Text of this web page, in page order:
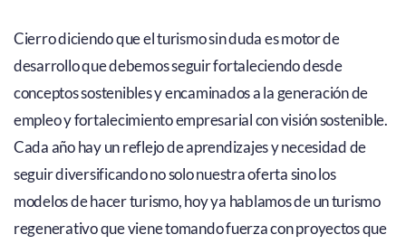
Cierro diciendo que el turismo sin duda es motor de
desarrollo que debemos seguir fortaleciendo desde
conceptos sostenibles y encaminados a la generación de
empleo y fortalecimiento empresarial con visión sostenible.
Cada año hay un reflejo de aprendizajes y necesidad de
seguir diversificando no solo nuestra oferta sino los
modelos de hacer turismo, hoy ya hablamos de un turismo
regenerativo que viene tomando fuerza con proyectos que